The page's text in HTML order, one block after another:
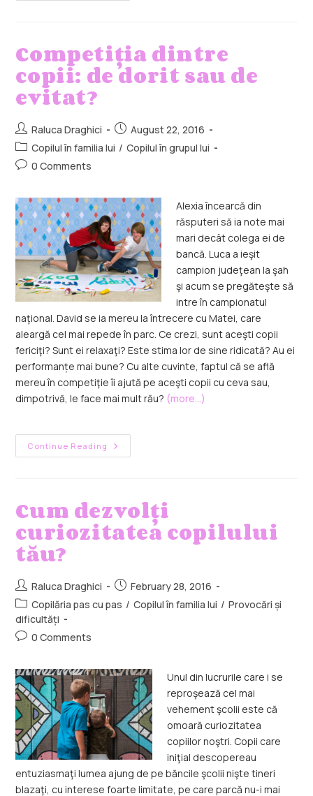
Competiţia dintre
copii: de dorit sau de
evitat?
Raluca Draghici
August 22, 2016
Copilul în familia lui / Copilul în grupul lui
0 Comments
Alexia încearcă din
răsputeri să ia note mai
mari decât colega ei de
bancă. Luca a ieşit
campion judeţean la şah
şi acum se pregăteşte să
intre în campionatul
naţional. David se ia mereu la întrecere cu Matei, care
aleargă cel mai repede în parc. Ce crezi, sunt aceşti copii
fericiţi? Sunt ei relaxaţi? Este stima lor de sine ridicată? Au ei
performanțe mai bune? Cu alte cuvinte, faptul că se află
mereu în competiţie îi ajută pe aceşti copii cu ceva sau,
dimpotrivă, le face mai mult rău? (more…)
Continue Reading
Cum dezvolți
curiozitatea copilului
tău?
Raluca Draghici
February 28, 2016
Copilăria pas cu pas / Copilul în familia lui / Provocări și
dificultăți
0 Comments
Unul din lucrurile care i se
reproşează cel mai
vehement şcolii este că
omoară curiozitatea
copiilor noştri. Copii care
iniţial descopereau
entuziasmaţi lumea ajung de pe băncile şcolii nişte tineri
blazaţi, cu interese foarte limitate, pe care parcă nu-i mai